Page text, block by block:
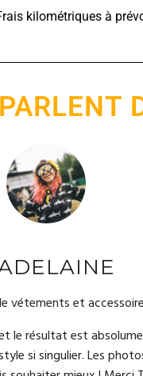
kilométriques à
vétements et
résultat est
si singulier. Les